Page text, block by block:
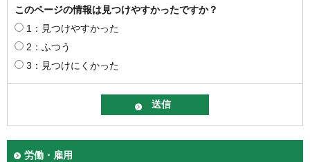
このページの情報は見つけやすかったですか？
1：見つけやすかった
2：ふつう
3：見つけにくかった
労働・雇用